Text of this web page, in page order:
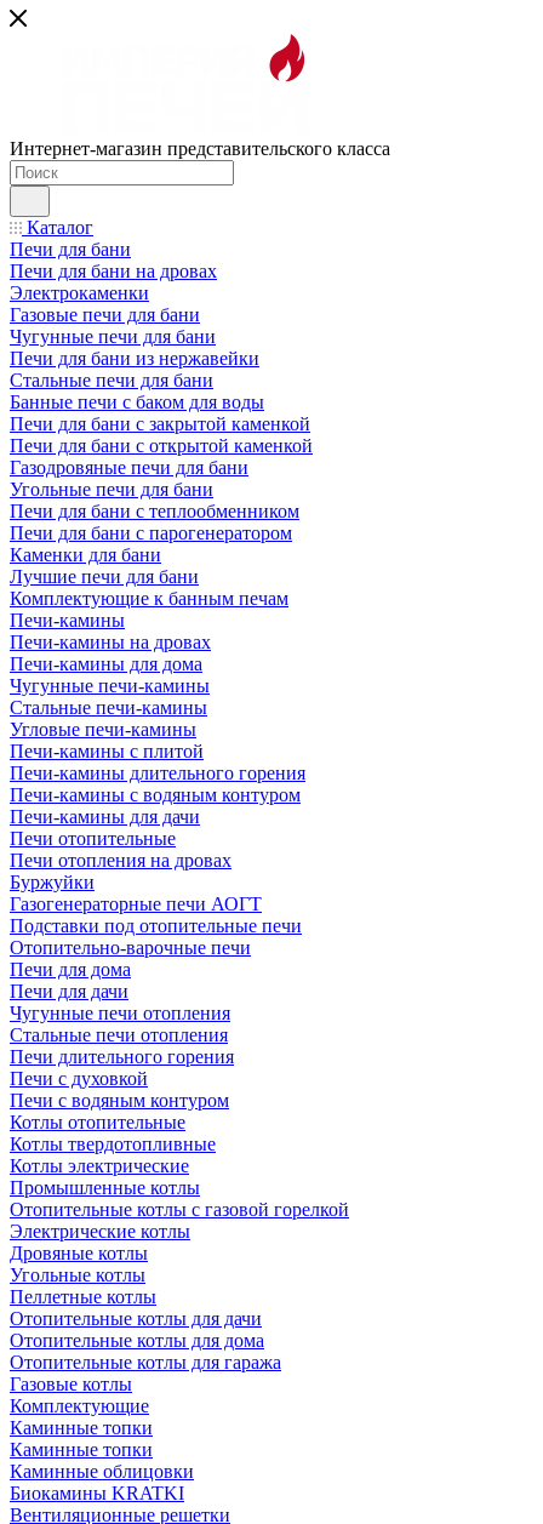
Интернет-магазин представительского класса
Каталог
Печи для бани
Печи для бани на дровах
Электрокаменки
Газовые печи для бани
Чугунные печи для бани
Печи для бани из нержавейки
Стальные печи для бани
Банные печи с баком для воды
Печи для бани с закрытой каменкой
Печи для бани с открытой каменкой
Газодровяные печи для бани
Угольные печи для бани
Печи для бани с теплообменником
Печи для бани с парогенератором
Каменки для бани
Лучшие печи для бани
Комплектующие к банным печам
Печи-камины
Печи-камины на дровах
Печи-камины для дома
Чугунные печи-камины
Стальные печи-камины
Угловые печи-камины
Печи-камины с плитой
Печи-камины длительного горения
Печи-камины с водяным контуром
Печи-камины для дачи
Печи отопительные
Печи отопления на дровах
Буржуйки
Газогенераторные печи АОГТ
Подставки под отопительные печи
Отопительно-варочные печи
Печи для дома
Печи для дачи
Чугунные печи отопления
Стальные печи отопления
Печи длительного горения
Печи с духовкой
Печи с водяным контуром
Котлы отопительные
Котлы твердотопливные
Котлы электрические
Промышленные котлы
Отопительные котлы с газовой горелкой
Электрические котлы
Дровяные котлы
Угольные котлы
Пеллетные котлы
Отопительные котлы для дачи
Отопительные котлы для дома
Отопительные котлы для гаража
Газовые котлы
Комплектующие
Каминные топки
Каминные топки
Каминные облицовки
Биокамины KRATKI
Вентиляционные решетки